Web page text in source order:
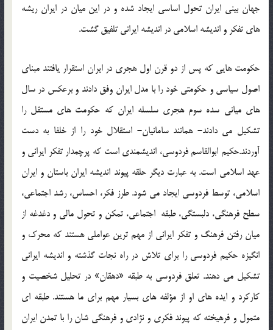
جهان بينى ايران تحول اساسى ايجاد شده و در اين ميان در ايران ريشه
هاى تفكر و انديشه اسلامى در انديشه ايرانى تلفيق گشت.
حكومت هايى كه پس از دو قرن اول هجرى در ايران استقرار يافتند مبناى
اصول سياسى و حكومتى خود را با مدل ايران وفق دادند و برعكس در سال
هاى ميانى سده سوم هجرى سلسله ايران كه حكومت هاى مستقل را
تشكيل مى دادند- همانند سامانيان- استقلال خود را از خلفا به دست
آوردند.حكيم ابوالقاسم فردوسى، انديشمندى است كه پرچمدار تفكر ايرانى و
عهد اسلامى است. به عبارت ديگر حلقه پيوند انديشه ايران باستان و ايران
اسلامى، توسط فردوسى ايجاد مى شود. طرز فكر، احساس، رشد اجتماعى،
سطح فرهنگى، دلبستگى، طبقه اجتماعى، تمكن و تحول مالى و دغدغه از
ميان رفتن فرهنگ و تفكر ايرانى از مهم ترين عواملى هستند كه محرك و
انگيزه حكيم فردوسى را براى تلاش در راه نجات گذشته و انديشه ايرانى
تشكيل مى دهند. تعلق فردوسى به طبقه «دهقان» در تحليل شخصيت و
كاركرد و ايده هاى او از مؤلفه هاى بسيار مهم براى ما هستند. طبقه اى
متمول و فرهيخته كه پيوند فكرى و نژادى و فرهنگى شان را با تمدن ايران